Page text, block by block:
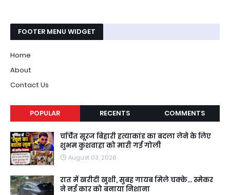
FOOTER MENU WIDGET
Home
About
Contact Us
POPULAR RECENTS COMMENTS
चर्चित सूरज बिहारी हत्याकांड का बदला लेने के लिए
शुभम कुशवाहा को मारी गई गोली
August 03, 2026
रात में खरीदी खुशी, सुबह गायब मिले चक्के... स्मेकर
ने नई कार को बनाया निशाना